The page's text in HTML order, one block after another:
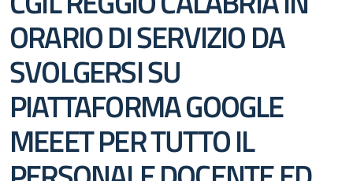
ORARIO DI SERVIZIO DA
SVOLGERSI SU
PIATTAFORMA GOOGLE
MEEET PER TUTTO IL